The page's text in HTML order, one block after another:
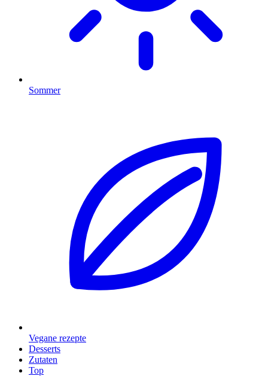
Sommer
Vegane rezepte
Desserts
Zutaten
Top